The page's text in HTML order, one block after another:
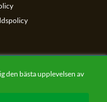
den bästa upplevelsen av